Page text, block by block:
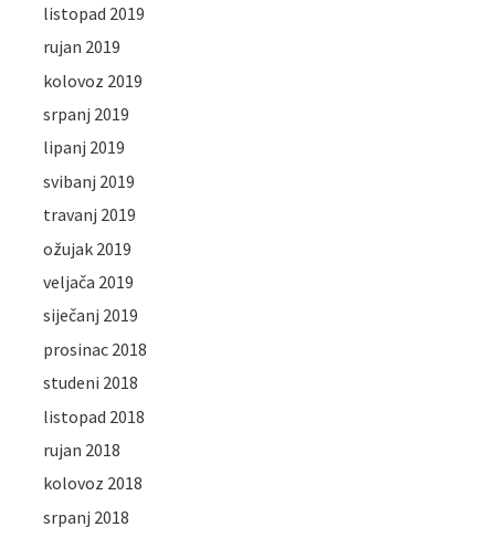
listopad 2019
rujan 2019
kolovoz 2019
srpanj 2019
lipanj 2019
svibanj 2019
travanj 2019
ožujak 2019
veljača 2019
siječanj 2019
prosinac 2018
studeni 2018
listopad 2018
rujan 2018
kolovoz 2018
srpanj 2018